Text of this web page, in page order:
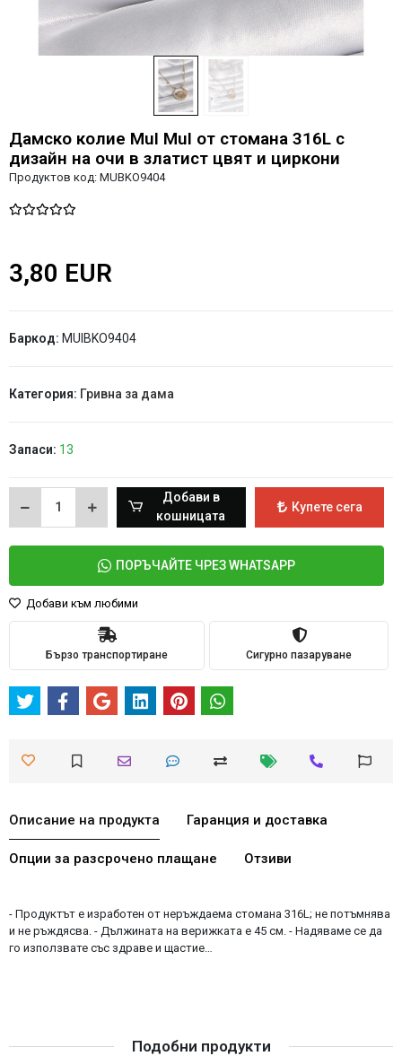
Дамско колие MuI MuI от стомана 316L с
дизайн на очи в златист цвят и циркони
Продуктов код: MUBKO9404
3,80 EUR
Баркод: MUIBKO9404
Категория: Гривна за дама
Запаси: 13
Добави в
кошницата
Купете сега
ПОРЪЧАЙТЕ ЧРЕЗ WHATSAPP
Добави към любими
Бързо транспортиране Сигурно пазаруване
Описание на продукта Гаранция и доставка
Опции за разсрочено плащане Отзиви
- Продуктът е изработен от неръждаема стомана 316L; не потъмнява
и не ръждясва. - Дължината на верижката е 45 см. - Надяваме се да
го използвате със здраве и щастие…
Подобни продукти